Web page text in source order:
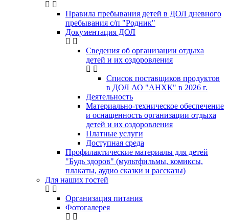
Правила пребывания детей в ДОЛ дневного
пребывания с/п "Родник"
Документация ДОЛ
Сведения об организации отдыха
детей и их оздоровления
Список поставщиков продуктов
в ДОЛ АО "АНХК" в 2026 г.
Деятельность
Материально-техническое обеспечение
и оснащенность организации отдыха
детей и их оздоровления
Платные услуги
Доступная среда
Профилактические материалы для детей
"Будь здоров" (мультфильмы, комиксы,
плакаты, аудио сказки и рассказы)
Для наших гостей
Организация питания
Фотогалерея